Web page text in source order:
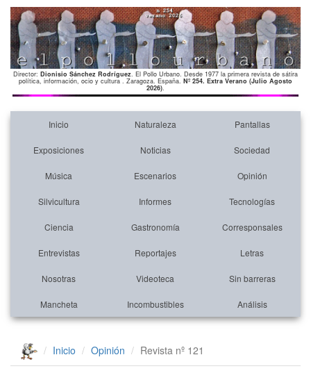
Director: Dionisio Sánchez Rodríguez. El Pollo Urbano. Desde 1977 la primera revista de sátira
política, información, ocio y cultura . Zaragoza. España. Nº 254. Extra Verano (Julio Agosto
2026).
Inicio Naturaleza Pantallas
Exposiciones Noticias Sociedad
Música Escenarios Opinión
Silvicultura Informes Tecnologías
Ciencia Gastronomía Corresponsales
Entrevistas Reportajes Letras
Nosotras Videoteca Sin barreras
Mancheta Incombustibles Análisis
Inicio Opinión Revista nº 121